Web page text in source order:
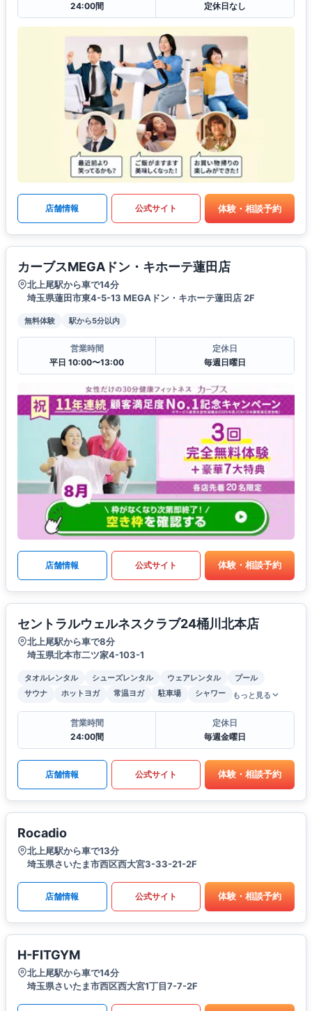
24:00間
定休日なし
店舗情報 公式サイト 体験・相談予約
カーブスMEGAドン・キホーテ蓮田店
北上尾駅から車で14分
埼玉県蓮田市東4-5-13 MEGAドン・キホーテ蓮田店 2F
無料体験 駅から5分以内
営業時間
平日 10:00〜13:00
定休日
毎週日曜日
店舗情報 公式サイト 体験・相談予約
セントラルウェルネスクラブ24桶川北本店
北上尾駅から車で8分
埼玉県北本市二ツ家4-103-1
タオルレンタル シューズレンタル ウェアレンタル
プール
サウナ
ホットヨガ 常温ヨガ 駐車場 シャワー もっと見る
営業時間
24:00間
定休日
毎週金曜日
店舗情報 公式サイト 体験・相談予約
Rocadio
北上尾駅から車で13分
埼玉県さいたま市西区西大宮3-33-21-2F
店舗情報 公式サイト 体験・相談予約
H-FITGYM
北上尾駅から車で14分
埼玉県さいたま市西区西大宮1丁目7-7-2F